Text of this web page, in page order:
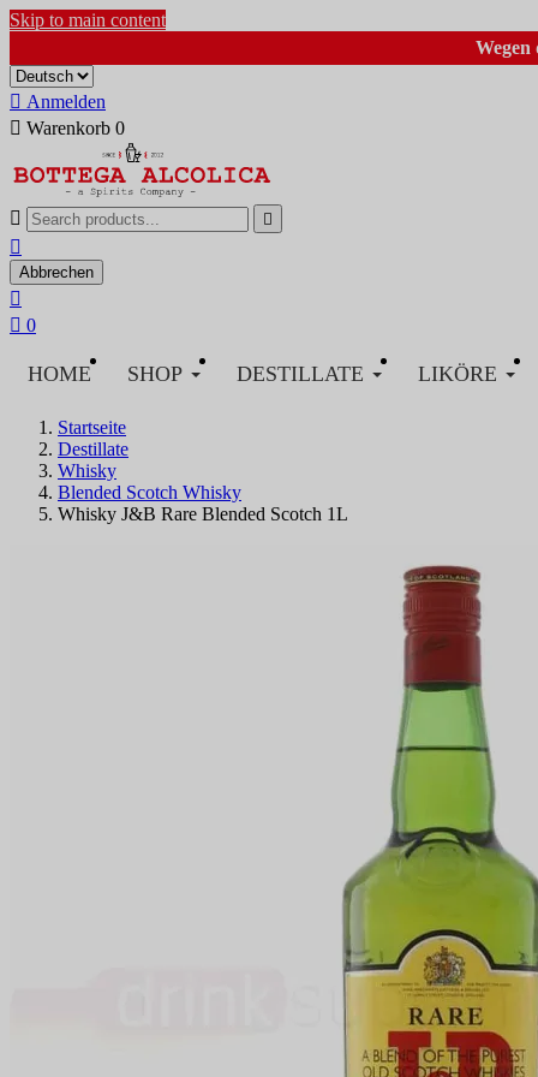
Skip to main content
Wegen
 Anmelden
 Warenkorb 0
 

Abbrechen

 0
HOME SHOP DESTILLATE LIKÖRE
Startseite
Destillate
Whisky
Blended Scotch Whisky
Whisky J&B Rare Blended Scotch 1L